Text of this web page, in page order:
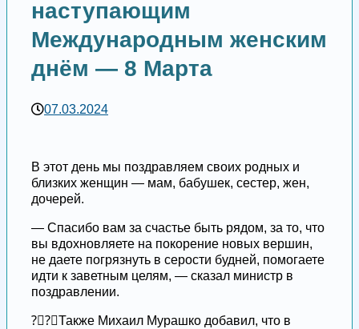
наступающим
Международным женским
днём — 8 Марта
07.03.2024
В этот день мы поздравляем своих родных и
близких женщин — мам, бабушек, сестер, жен,
дочерей.
— Спасибо вам за счастье быть рядом, за то, что
вы вдохновляете на покорение новых вершин,
не даете погрязнуть в серости будней, помогаете
идти к заветным целям, — сказал министр в
поздравлении.
?‍⚕?‍⚕Также Михаил Мурашко добавил, что в